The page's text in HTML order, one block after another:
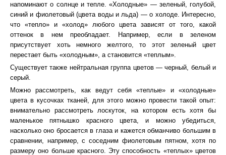
напоминают о солнце и тепле. «Холодные» — зеленый, голубой,
синий и фиолетовый (цвета воды и льда) — о холоде. Интересно,
что «тепло» и «холод» любого цвета зависят от того, какой
оттенок в нем преобладает. Например, если в зеленом
присутствует хоть немного желтого, то этот зеленый цвет
перестает быть «холодным», а становится «теплым».
Существует также нейтральная группа цветов — черный, белый и
серый.
Можно рассмотреть, как ведут себя «теплые» и «холодные»
цвета в кусочках тканей, для этого можно провести такой опыт:
внимательно рассмотреть лоскуток, на котором есть хотя бы
маленькое пятнышко красного цвета, и можно убедиться,
насколько оно бросается в глаза и кажется обманчиво большим в
сравнении, например, с соседним фиолетовым пятном, хотя по
размеру оно больше красного. Эту способность «теплых» цветов